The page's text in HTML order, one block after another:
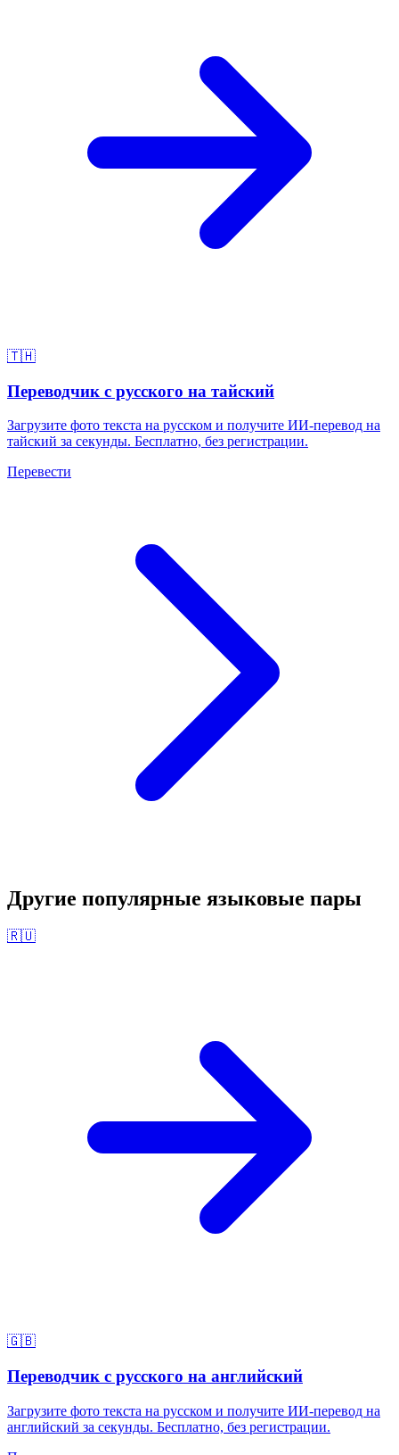
🇹🇭
Переводчик с русского на тайский
Загрузите фото текста на русском и получите ИИ-перевод на
тайский за секунды. Бесплатно, без регистрации.
Перевести
Другие популярные языковые пары
🇷🇺
🇬🇧
Переводчик с русского на английский
Загрузите фото текста на русском и получите ИИ-перевод на
английский за секунды. Бесплатно, без регистрации.